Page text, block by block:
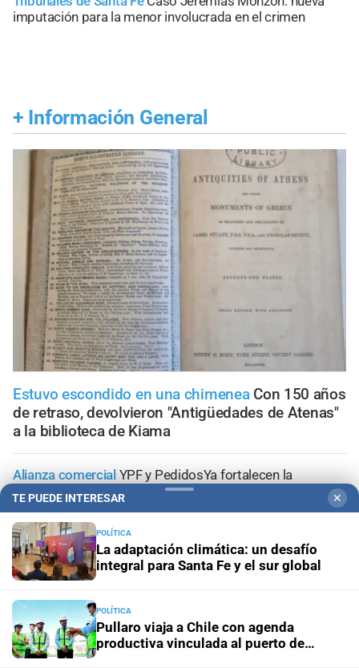
imputación para la menor involucrada en el crimen
+ Información General
Estuvo escondido en una chimenea Con 150 años
de retraso, devolvieron "Antigüedades de Atenas"
a la biblioteca de Kiama
Alianza comercial YPF y PedidosYa fortalecen la
presencia de Full en el principal ecosistema de delivery
del país
Propiedad privada y derechosFiscalías ambientales
cuestionan la reforma por su posible regresión en
materia ambiental
El diario cumple 108 años10 hechos que marcaron la
historia de Santa Fe, vistos desde la óptica de El Litoral
TE PUEDE INTERESAR ✕
POLÍTICA
La adaptación climática: un desafío
integral para Santa Fe y el sur global
POLÍTICA
Pullaro viaja a Chile con agenda
productiva vinculada al puerto de